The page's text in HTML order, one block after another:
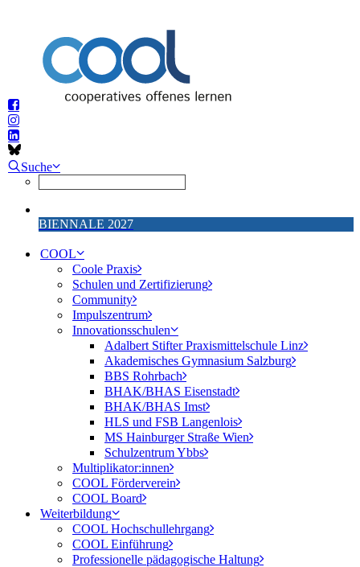
Suche
BIENNALE 2027
COOL
Coole Praxis
Schulen und Zertifizierung
Community
Impulszentrum
Innovationsschulen
Adalbert Stifter Praxismittelschule Linz
Akademisches Gymnasium Salzburg
BBS Rohrbach
BHAK/BHAS Eisenstadt
BHAK/BHAS Imst
HLS und FSB Langenlois
MS Hainburger Straße Wien
Schulzentrum Ybbs
Multiplikator:innen
COOL Förderverein
COOL Board
Weiterbildung
COOL Hochschullehrgang
COOL Einführung
Professionelle pädagogische Haltung